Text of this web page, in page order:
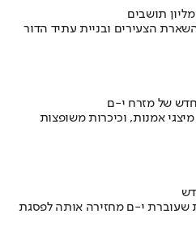
הצעירים ובניית עתיד הדור
של מזרח י-ם
אמנות, וכיכרות משופצות
שעוברת י-ם מחזירה אותה לפסגת